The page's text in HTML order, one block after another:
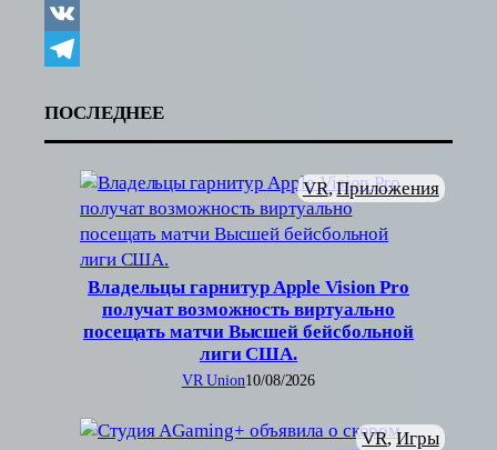
Copy
Link
VK
ПОСЛЕДНЕЕ
Владельцы гарнитур Apple Vision Pro
получат возможность виртуально
посещать матчи Высшей бейсбольной
лиги США.
VR, Приложения
VR Union10/08/2026
VR, Игры